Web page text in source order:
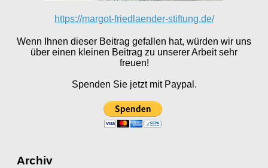
https://margot-friedlaender-stiftung.de/
Wenn Ihnen dieser Beitrag gefallen hat, würden wir uns
über einen kleinen Beitrag zu unserer Arbeit sehr
freuen!
Spenden Sie jetzt mit Paypal.
Archiv